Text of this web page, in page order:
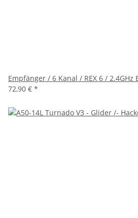
Empfänger / 6 Kanal / REX 6 / 2.4GHz
72,90 € *